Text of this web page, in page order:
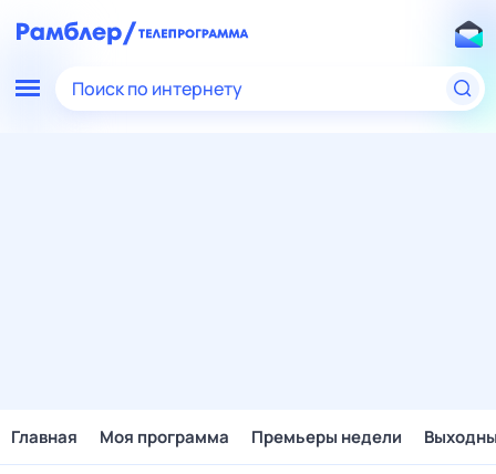
Поиск по интернету
Главная Моя программа Премьеры недели